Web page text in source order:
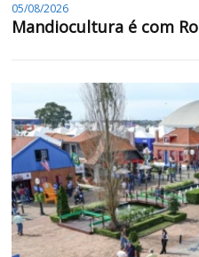
05/08/2026
Mandiocultura é com